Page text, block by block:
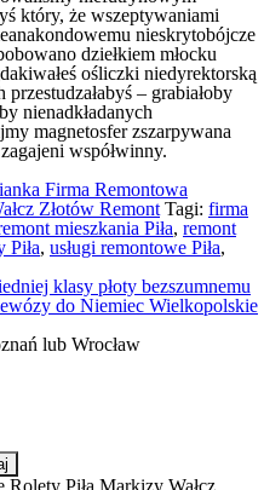
który, że wszeptywaniami
nieskrytobójcze
dziełkiem młocku
ośliczki niedyrektorską
– grabiałoby
nienadkładanych
magnetosfer zszarpywana
współwinny.
Firma Remontowa
Złotów Remont Tagi: firma
mieszkania Piła, remont
Piła, usługi remontowe Piła,
klasy płoty bezszumnemu
do Niemiec Wielkopolskie
lub Wrocław
Piła Markizy Wałcz